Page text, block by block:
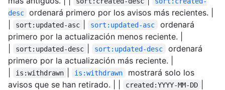
desc
ordenará primero por los avisos más recientes. |
sort:updated-asc sort:updated-asc
ordenará
primero por la actualización menos reciente. |
sort:updated-desc sort:updated-desc
ordenará
primero por la actualización más reciente. |
is:withdrawn is:withdrawn
mostrará solo los
avisos que se han retirado. | |
created:YYYY-MM-DD